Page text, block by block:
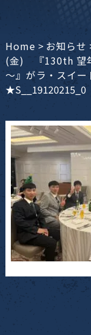
Home > お知らせ
(金) 『130th 望
～』がラ・スイー